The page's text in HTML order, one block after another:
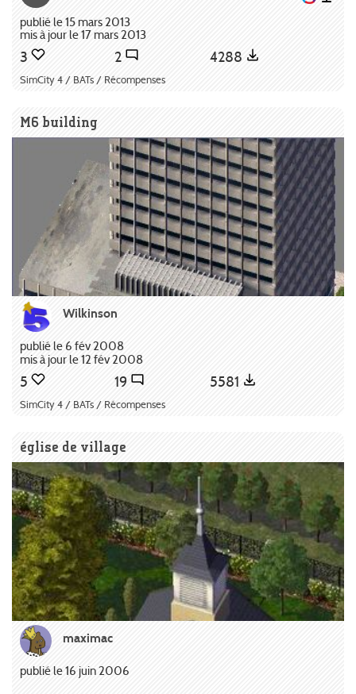
publié le 15 mars 2013
mis à jour le 17 mars 2013
3 2 4288
SimCity 4 / BATs / Récompenses
M6 building
Wilkinson
publié le 6 fév 2008
mis à jour le 12 fév 2008
5 19 5581
SimCity 4 / BATs / Récompenses
église de village
maximac
publié le 16 juin 2006